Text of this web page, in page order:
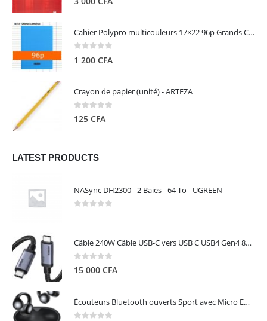
Cahier Polypro multicouleurs 17×22 96p Grands Carreaux Séyès 90g - CALLIGRAPHE
1 200 CFA
Crayon de papier (unité) - ARTEZA
0 out of 5
125 CFA
LATEST PRODUCTS
NASync DH2300 - 2 Baies - 64 To - UGREEN
Câble 240W Câble USB-C vers USB C USB4 Gen4 80Gbps pour Thunderbolt 5/4/3, Premium 18K double écran triple 4K PD3.1 - UGREEN
0 out of 5
15 000 CFA
Écouteurs Bluetooth ouverts Sport avec Micro ENC IPX5 – HiTune S3 UGREEN 45785